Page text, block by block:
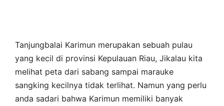
Tanjungbalai Karimun merupakan sebuah pulau
yang kecil di provinsi Kepulauan Riau, Jikalau kita
melihat peta dari sabang sampai marauke
sangking kecilnya tidak terlihat. Namun yang perlu
anda sadari bahwa Karimun memiliki banyak